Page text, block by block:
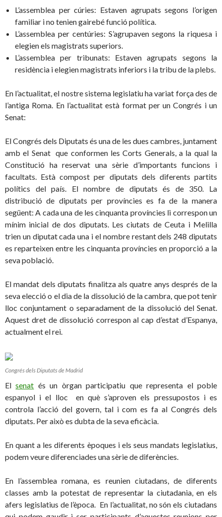
L’assemblea per cúries: Estaven agrupats segons l’origen
familiar i no tenien gairebé funció política.
L’assemblea per centúries: S’agrupaven segons la riquesa i
elegien els magistrats superiors.
L’assemblea per tribunats: Estaven agrupats segons la
residència i elegien magistrats inferiors i la tribu de la plebs.
En l’actualitat, el nostre sistema legislatiu ha variat força des de
l’antiga Roma. En l’actualitat està format per un Congrés i un
Senat:
El Congrés dels Diputats és una de les dues cambres, juntament
amb el Senat que conformen les Corts Generals, a la qual la
Constitució ha reservat una sèrie d’importants funcions i
facultats. Està compost per diputats dels diferents partits
polítics del país. El nombre de diputats és de 350. La
distribució de diputats per províncies es fa de la manera
següent: A cada una de les cinquanta províncies li correspon un
mínim inicial de dos diputats. Les ciutats de Ceuta i Melilla
trien un diputat cada una i el nombre restant dels 248 diputats
es reparteixen entre les cinquanta províncies en proporció a la
seva població.
El mandat dels diputats finalitza als quatre anys després de la
seva elecció o el dia de la dissolució de la cambra, que pot tenir
lloc conjuntament o separadament de la dissolució del Senat.
Aquest dret de dissolució correspon al cap d’estat d’Espanya,
actualment el rei.
Congrés dels Diputats de Madrid
Elsenat és un òrgan participatiu que representa el poble
espanyol i el lloc en què s’aproven els pressupostos i es
controla l’acció del govern, tal i com es fa al Congrés dels
diputats. Per això es dubta de la seva eficàcia.
En quant a les diferents èpoques i els seus mandats legislatius,
podem veure diferenciades una sèrie de diferències.
En l’assemblea romana, es reunien ciutadans, de diferents
classes amb la potestat de representar la ciutadania, en els
afers legislatius de l’època. En l’actualitat, no són els ciutadans